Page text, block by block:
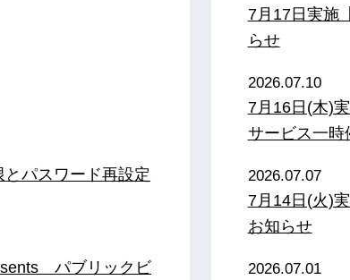
パスワード再設定
パブリックビ
7月17日実施
らせ
2026.07.10
7月16日(木)
サービス一時
2026.07.07
7月14日(火)
お知らせ
2026.07.01